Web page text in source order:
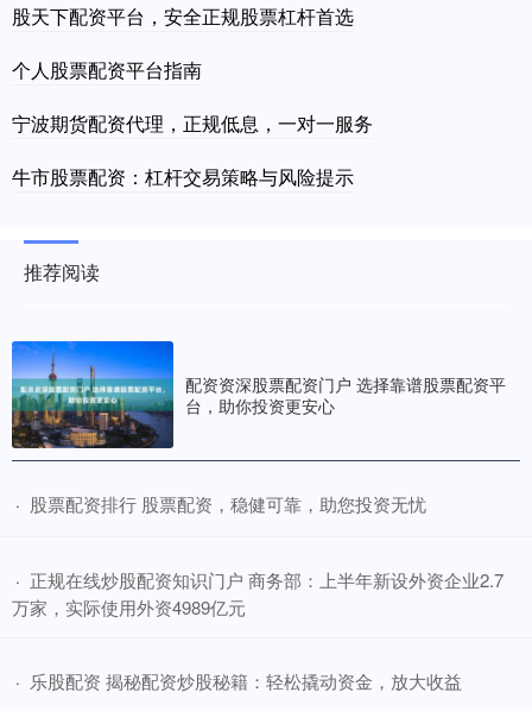
股天下配资平台，安全正规股票杠杆首选
个人股票配资平台指南
宁波期货配资代理，正规低息，一对一服务
牛市股票配资：杠杆交易策略与风险提示
推荐阅读
配资资深股票配资门户 选择靠谱股票配资平
台，助你投资更安心
· ​股票配资排行 股票配资，稳健可靠，助您投资无忧
· ​正规在线炒股配资知识门户 商务部：上半年新设外资企业2.7
万家，实际使用外资4989亿元
· ​乐股配资 揭秘配资炒股秘籍：轻松撬动资金，放大收益